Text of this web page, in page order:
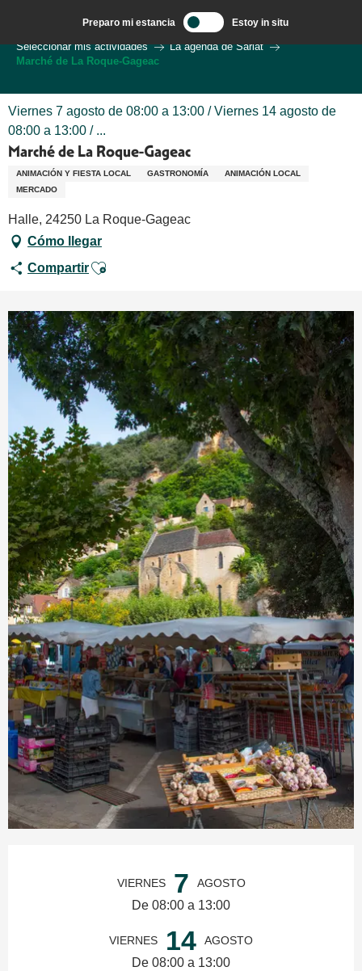
contenu
principal
Preparo mi estancia Estoy in situ
Bienvenido a Sarlat en el corazón de la región de Dordoña.
Seleccionar mis actividades
La agenda de Sarlat
Marché de La Roque-Gageac
Viernes 7 agosto de 08:00 a 13:00 / Viernes 14 agosto de
08:00 a 13:00 / ...
Marché de La Roque-Gageac
ANIMACIÓN Y FIESTA LOCAL GASTRONOMÍA
ANIMACIÓN LOCAL
MERCADO
Halle, 24250 La Roque-Gageac
Cómo llegar
CompartirAjouter aux favoris
VIERNES 7 AGOSTO
De 08:00 a 13:00
VIERNES 14 AGOSTO
De 08:00 a 13:00